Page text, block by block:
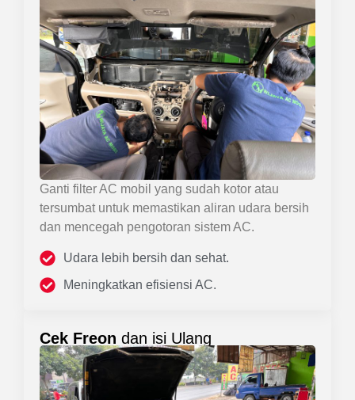
Ganti filter AC mobil yang sudah kotor atau
tersumbat untuk memastikan aliran udara bersih
dan mencegah pengotoran sistem AC.
Udara lebih bersih dan sehat.
Meningkatkan efisiensi AC.
Cek Freon dan isi Ulang